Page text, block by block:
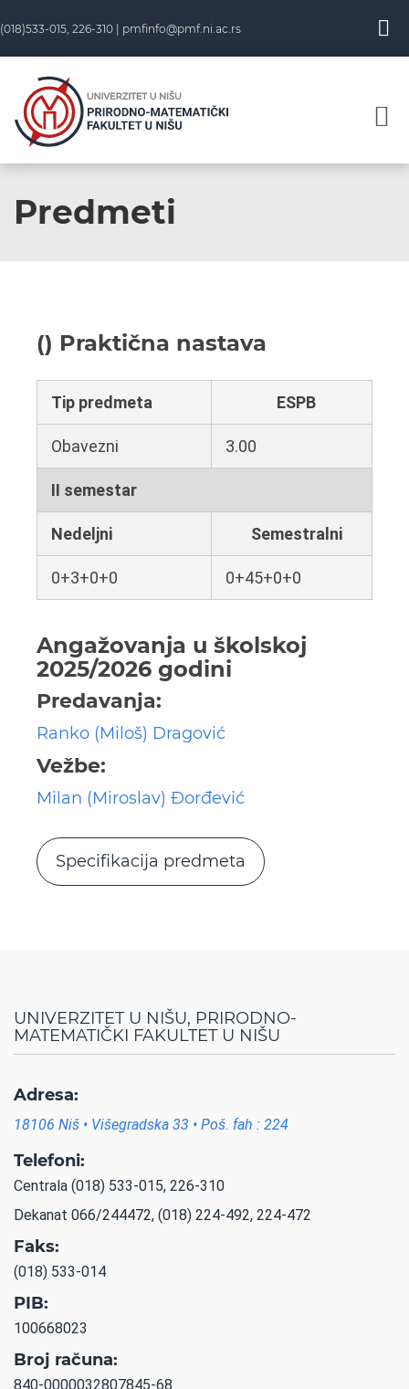
(018)533-015, 226-310 | pmfinfo@pmf.ni.ac.rs
Predmeti
() Praktična nastava
Tip predmeta ESPB
Obavezni 3.00
II semestar
Nedeljni Semestralni
0+3+0+0 0+45+0+0
Angažovanja u školskoj
2025/2026 godini
Predavanja:
Ranko (Miloš) Dragović
Vežbe:
Milan (Miroslav) Đorđević
Specifikacija predmeta
UNIVERZITET U NIŠU, PRIRODNO-
MATEMATIČKI FAKULTET U NIŠU
Adresa:
18106 Niš • Višegradska 33 • Poš. fah : 224
Telefoni:
Centrala (018) 533-015, 226-310
Dekanat 066/244472, (018) 224-492, 224-472
Faks:
(018) 533-014
PIB:
100668023
Broj računa:
840-0000032807845-68